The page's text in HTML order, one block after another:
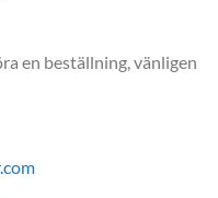
en beställning, vänligen